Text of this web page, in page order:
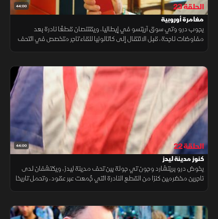
44:00 الحلقة 23
مغامرة أوروبية
يجوب درو وتي سوق آريتسو في إيطاليا، ويقتنصان قطعًا نادرة بعد
مفاوضات ناجحة، قبل الانتقال إلى كاتالونيا للقاء تاجر متخصص في التحف
44:00 الحلقة 22
كنوز مدينة ليدز
يخوض درو بريتشارد وجون تي جولة بين تحف مدينة ليدز، ويكتشفان لدى
تاجرين مخضرمين كنزا من القطع النادرة التي جُمعت عبر عقود، وتحمل تاريخا